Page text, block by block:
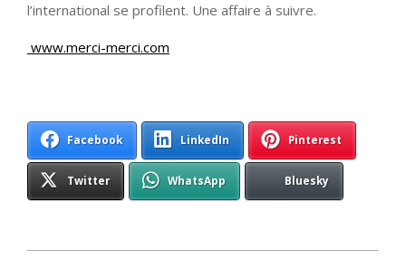
l’international se profilent. Une affaire à suivre.
www.merci-merci.com
Facebook LinkedIn Pinterest
Twitter WhatsApp Bluesky